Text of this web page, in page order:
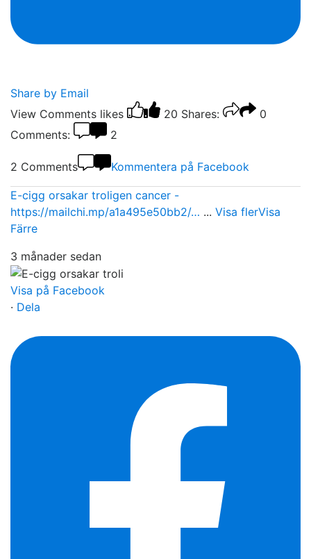
Share by Email
View Comments likes 20 Shares:
0
Comments:
2
2 Comments Kommentera på Facebook
E-cigg orsakar troligen cancer -
https://mailchi.mp/a1a495e50bb2/… ... Visa flerVisa
Färre
3 månader sedan
Visa på Facebook
· Dela